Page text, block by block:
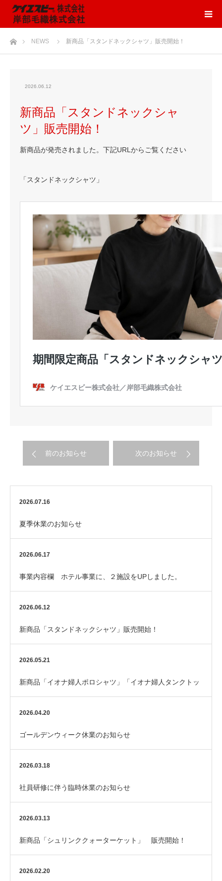
ホームNEWS 新商品「スタンドネックシャツ」販売開始！
2026.06.12
新商品「スタンドネックシャ
ツ」販売開始！
新商品が発売されました。下記URLからご覧ください
「スタンドネックシャツ」
前のお知らせ 次のお知らせ
2026.07.16
夏季休業のお知らせ
2026.06.17
事業内容欄 ホテル事業に、２施設をUPしました。
2026.06.12
新商品「スタンドネックシャツ」販売開始！
2026.05.21
新商品「イオナ婦人ポロシャツ」「イオナ婦人タンクトッ
プ(黒)」 販売開始！
2026.04.20
ゴールデンウィーク休業のお知らせ
2026.03.18
社員研修に伴う臨時休業のお知らせ
2026.03.13
新商品「シュリンククォーターケット」 販売開始！
2026.02.20